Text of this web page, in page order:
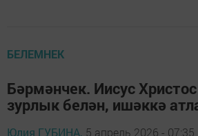
БЕЛЕМНЕК
Бәрмәнчек. Иисус
зурлык белән, ишәккә
Юлия ГУБИНА, 5 апрель 2026 - 07:35